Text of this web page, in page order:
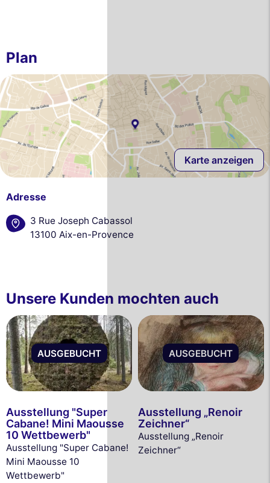
Plan
Karte anzeigen
Adresse
3 Rue Joseph Cabassol
13100 Aix-en-Provence
Unsere Kunden mochten auch
AUSGEBUCHT
Ausstellung "Super
Cabane! Mini Maousse
10 Wettbewerb"
Ausstellung "Super Cabane!
Mini Maousse 10
Wettbewerb"
AUSGEBUCHT
Ausstellung „Renoir
Zeichner“
Ausstellung „Renoir
Zeichner“